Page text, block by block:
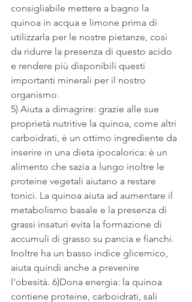
consigliabile mettere a bagno la
quinoa in acqua e limone prima di
utilizzarla per le nostre pietanze, così
da ridurre la presenza di questo acido
e rendere più disponibili questi
importanti minerali per il nostro
organismo.
5) Aiuta a dimagrire: grazie alle sue
proprietà nutritive la quinoa, come altri
carboidrati, è un ottimo ingrediente da
inserire in una dieta ipocalorica: è un
alimento che sazia a lungo inoltre le
proteine vegetali aiutano a restare
tonici. La quinoa aiuta ad aumentare il
metabolismo basale e la presenza di
grassi insaturi evita la formazione di
accumuli di grasso su pancia e fianchi.
Inoltre ha un basso indice glicemico,
aiuta quindi anche a prevenire
l'obesità. 6)Dona energia: la quinoa
contiene proteine, carboidrati, sali